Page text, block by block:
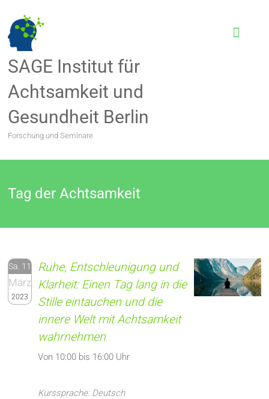
SAGE Institut für
Achtsamkeit und
Gesundheit Berlin
Forschung und Seminare
Tag der Achtsamkeit
Sa. 11
März
2023
Ruhe, Entschleunigung und
Klarheit: Einen Tag lang in die
Stille eintauchen und die
innere Welt mit Achtsamkeit
wahrnehmen
Von 10:00 bis 16:00 Uhr
Kurssprache: Deutsch